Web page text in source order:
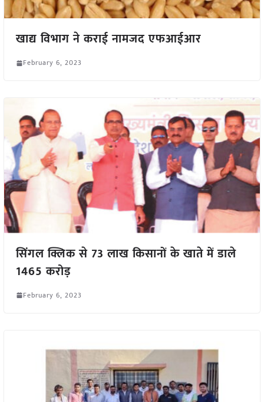
खाद्य विभाग ने कराई नामजद एफआईआर
February 6, 2023
सिंगल क्लिक से 73 लाख किसानों के खाते में डाले
1465 करोड़
February 6, 2023